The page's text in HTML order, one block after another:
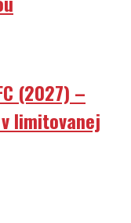
(2027) –
limitovanej